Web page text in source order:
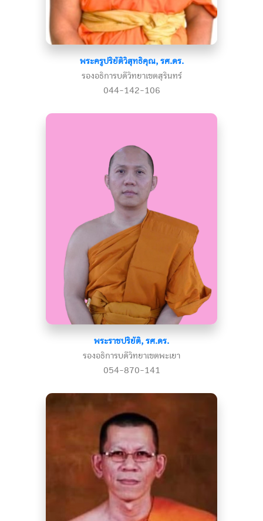
พระครูปริยัติวิสุทธิคุณ, รศ.ดร.
รองอธิการบดีวิทยาเขตสุรินทร์
044-142-106
พระราชปริยัติ, รศ.ดร.
รองอธิการบดีวิทยาเขตพะเยา
054-870-141